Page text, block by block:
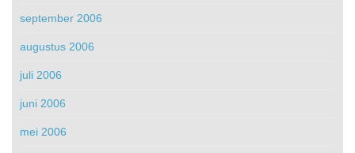
september 2006
augustus 2006
juli 2006
juni 2006
mei 2006